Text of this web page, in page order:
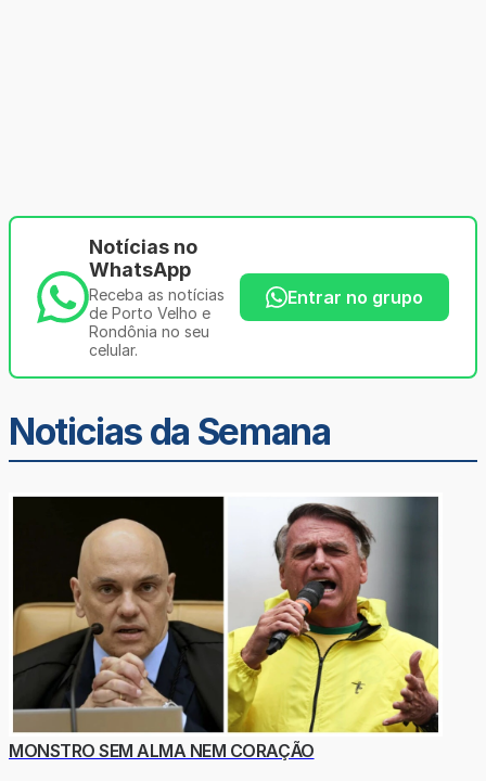
Notícias no
WhatsApp
Receba as notícias
de Porto Velho e
Rondônia no seu
celular.
Entrar no grupo
Noticias da Semana
MONSTRO SEM ALMA NEM CORAÇÃO